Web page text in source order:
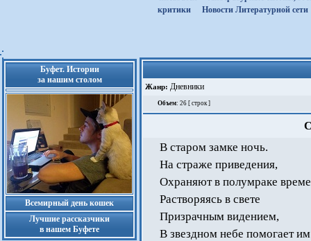
критики
Новости Литературной сети
Буфет. Истории
за нашим столом
Всемирный день кошек
Лучшие рассказчики
в нашем Буфете
Жанр: Дневники
Объем: 26 [ строк ]
В старом замке ночь.
На страже приведения,
Охраняют в полумраке
Растворяясь в свете
Призрачным видением,
В звездном небе помогает